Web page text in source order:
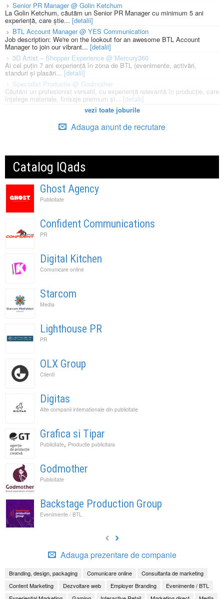
Senior PR Manager @ Golin Ketchum
La Golin Ketchum, căutăm un Senior PR Manager cu minimum 5 ani
experiență, care știe... [detalii]
BTL Account Manager @ YES Communication
Job description: We're on the lookout for an awesome BTL Account
Manager to join our vibrant... [detalii]
3D Artist – Shopper Experience @ Mercury360
Ai cel puțin 7 ani experiență în zona de BTL (evenimente, activări,
standuri și plasări...[detalii]
Specialist Productie @ Godmother
Căutăm un profesionist versatil, cu experiență relevantă în producție, care
înțelege materiale, finisaje premium și... [detalii]
vezi toate joburile
Adauga anunt de recrutare
Catalog IQads
Ghost Agency
Publicitate
Confident Communications
PR
Digital Kitchen
Comunicare online
Starcom
Media
Lighthouse PR
PR
OLX Group
Clienti
Digitas
Alte companii internationale din publicitate
Grafica si Tipar
Publicitate, Productie publicitara
Godmother
Publicitate
Backstage Production Group
Evenimente / BTL
Adauga prezentare de companie
Branding, design, packaging Comunicare online
Consultanta de marketing
Content Marketing
Dezvoltare web Employer Branding
Evenimente / BTL